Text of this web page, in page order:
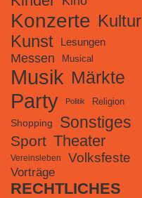
Konzerte Kultur
Kunst
Lesungen
Messen Musical
Musik Märkte
Party Politik Religion
Shopping Sonstiges
Sport Theater
Vereinsleben Volksfeste
Vorträge
RECHTLICHES